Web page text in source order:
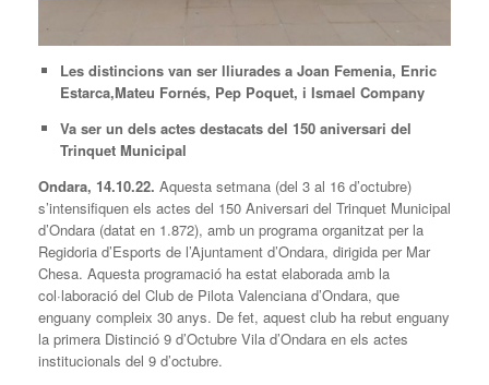
Les distincions van ser lliurades a Joan Femenia, Enric
Estarca,Mateu Fornés, Pep Poquet, i Ismael Company
Va ser un dels actes destacats del 150 aniversari del
Trinquet Municipal
Ondara, 14.10.22. Aquesta setmana (del 3 al 16 d’octubre)
s’intensifiquen els actes del 150 Aniversari del Trinquet Municipal
d’Ondara (datat en 1.872), amb un programa organitzat per la
Regidoria d’Esports de l’Ajuntament d’Ondara, dirigida per Mar
Chesa. Aquesta programació ha estat elaborada amb la
col·laboració del Club de Pilota Valenciana d’Ondara, que
enguany compleix 30 anys. De fet, aquest club ha rebut enguany
la primera Distinció 9 d’Octubre Vila d’Ondara en els actes
institucionals del 9 d’octubre.